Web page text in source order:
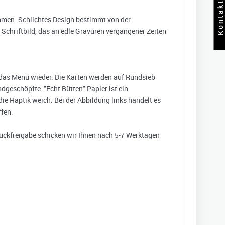
Schlichtes Design bestimmt von der
das an edle Gravuren vergangener Zeiten
Menü wieder. Die Karten werden auf Rundsieb
"Echt Bütten" Papier ist ein
Haptik weich. Bei der Abbildung links handelt es
schicken wir Ihnen nach 5-7 Werktagen
Kontakt